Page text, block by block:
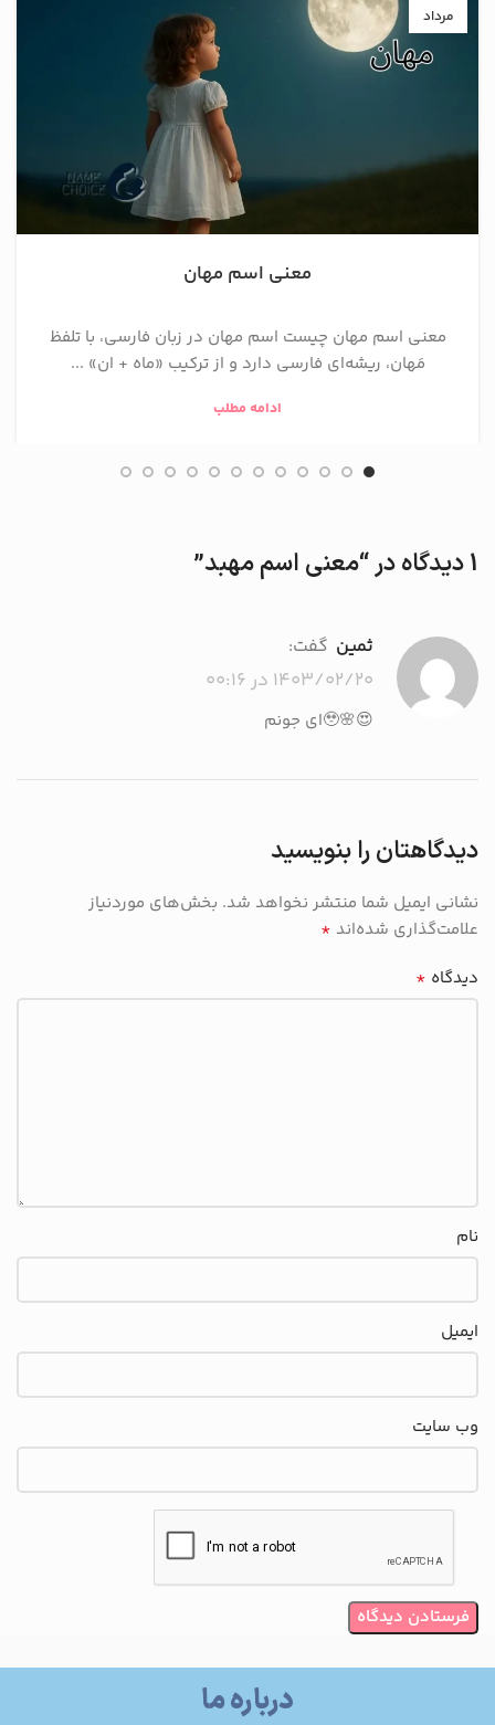
مرداد
معنی اسم مهان
معنی اسم مهان چیست اسم مهان در زبان فارسی، با تلفظ
مَهان، ریشه‌ای فارسی دارد و از ترکیب «ماه + ان» ...
ادامه مطلب
1 دیدگاه در “ معنی اسم مهبد”
ثمین گفت:
۱۴۰۳/۰۲/۲۰ در ۰۰:۱۶
😍🌸🥹ای جونم
دیدگاهتان را بنویسید
نشانی ایمیل شما منتشر نخواهد شد. بخش‌های موردنیاز
علامت‌گذاری شده‌اند *
دیدگاه *
نام
ایمیل
وب‌ سایت
درباره ما